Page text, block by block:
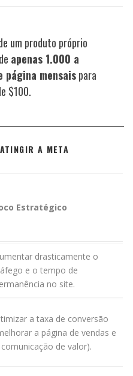
um produto próprio
apenas 1.000 a
página mensaispara
$100.
A META
Estratégico
drasticamente o
e o tempo de
no site.
a taxa de conversão
a página de vendas e
de valor).